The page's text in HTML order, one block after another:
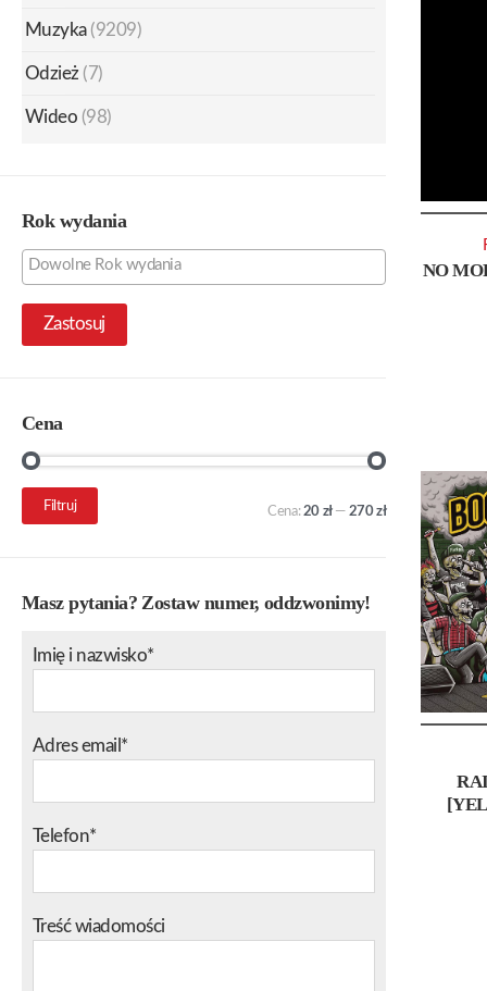
NO
Muzyka (9209)
Odzież (7)
Wideo (98)
Rok wydania
Zastosuj
Cena
Cena
min.
Cena
maks.
Filtruj Cena:20 zł— 270 zł
Masz pytania? Zostaw numer, oddzwonimy!
Imię i nazwisko*
Adres email*
Telefon*
Treść wiadomości